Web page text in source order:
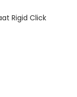
Rigid Click